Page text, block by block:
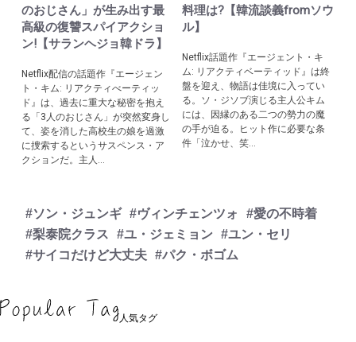
のおじさん」が生み出す最
高級の復讐スパイアクショ
ン!【サランヘジョ韓ドラ】
Netflix配信の話題作『エージェン
ト・キム: リアクティべーティッ
ド』は、過去に重大な秘密を抱え
る「3人のおじさん」が突然変身し
て、姿を消した高校生の娘を過激
に捜索するというサスペンス・ア
クションだ。主人...
料理は?【韓流談義fromソウ
ル】
Netflix話題作『エージェント・キ
ム: リアクティベーティッド』は終
盤を迎え、物語は佳境に入ってい
る。ソ・ジソブ演じる主人公キム
には、因縁のある二つの勢力の魔
の手が迫る。ヒット作に必要な条
件「泣かせ、笑...
#ソン・ジュンギ #ヴィンチェンツォ
#愛の不時着
#梨泰院クラス
#ユ・ジェミョン #ユン・セリ
#サイコだけど大丈夫 #パク・ボゴム
人気タグ